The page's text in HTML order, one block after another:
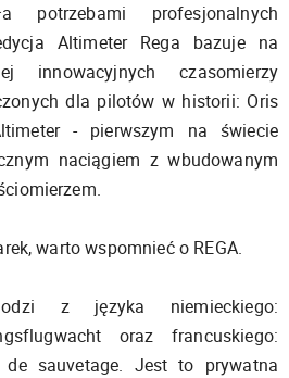
potrzebami profesjonalnych
Altimeter Rega bazuje na
innowacyjnych czasomierzy
dla pilotów w historii: Oris
- pierwszym na świecie
naciągiem z wbudowanym
warto wspomnieć o REGA.
z języka niemieckiego:
oraz francuskiego:
de sauvetage. Jest to prywatna